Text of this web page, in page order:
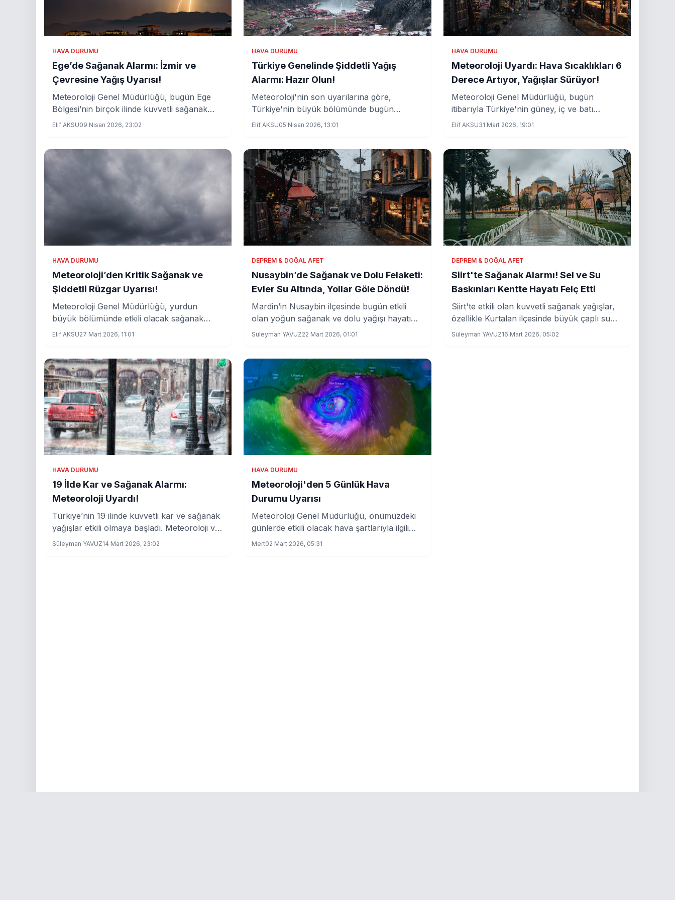
HAVA DURUMU
Ege’de Sağanak Alarmı: İzmir ve
Çevresine Yağış Uyarısı!
Meteoroloji Genel Müdürlüğü, bugün Ege
Bölgesi’nin birçok ilinde kuvvetli sağanak
yağış uyarısı yaptı. İzmir, Manisa, Aydın,
Elif AKSU09 Nisan 2026, 23:02
HAVA DURUMU
Türkiye Genelinde Şiddetli Yağış
Alarmı: Hazır Olun!
Meteoroloji'nin son uyarılarına göre,
Türkiye'nin büyük bölümünde bugün
itibarıyla kuvvetli yağışlar bekleniyor. Üç ilde
Elif AKSU05 Nisan 2026, 13:01
HAVA DURUMU
Meteoroloji Uyardı: Hava Sıcaklıkları 6
Derece Artıyor, Yağışlar Sürüyor!
Meteoroloji Genel Müdürlüğü, bugün
itibarıyla Türkiye'nin güney, iç ve batı
bölgelerinde sıcaklıkların 4 ila 6 derece
etkisini sürdürecek.
Elif AKSU31 Mart 2026, 19:01
HAVA DURUMU
Meteoroloji’den Kritik Sağanak ve
Şiddetli Rüzgar Uyarısı!
Meteoroloji Genel Müdürlüğü, yurdun
büyük bölümünde etkili olacak sağanak
yağışlar ve kuvvetli rüzgarlar konusunda
Elif AKSU27 Mart 2026, 11:01
DEPREM & DOĞAL AFET
Nusaybin’de Sağanak ve Dolu Felaketi:
Evler Su Altında, Yollar Göle Döndü!
Mardin’in Nusaybin ilçesinde bugün etkili
olan yoğun sağanak ve dolu yağışı hayatı
olumsuz etkiledi. Yollar adeta göle
çalışmalarına hız verdi.
Süleyman YAVUZ22 Mart 2026, 01:01
DEPREM & DOĞAL AFET
Siirt'te Sağanak Alarmı! Sel ve Su
Baskınları Kentte Hayatı Felç Etti
Siirt'te etkili olan kuvvetli sağanak yağışlar,
özellikle Kurtalan ilçesinde büyük çaplı su
taşkınlarına yol açtı. Valilik, hasar ve alınan
Süleyman YAVUZ16 Mart 2026, 05:02
HAVA DURUMU
19 İlde Kar ve Sağanak Alarmı:
Meteoroloji Uyardı!
Türkiye’nin 19 ilinde kuvvetli kar ve sağanak
yağışlar etkili olmaya başladı. Meteoroloji ve
İçişleri Bakanlığı, hafta sonu için sel, fırtına
Süleyman YAVUZ14 Mart 2026, 23:02
HAVA DURUMU
Meteoroloji'den 5 Günlük Hava
Durumu Uyarısı
Meteoroloji Genel Müdürlüğü, önümüzdeki
günlerde etkili olacak hava şartlarıyla ilgili
önemli uyarılarda bulundu. Kar yağışı,
Mert02 Mart 2026, 05:31